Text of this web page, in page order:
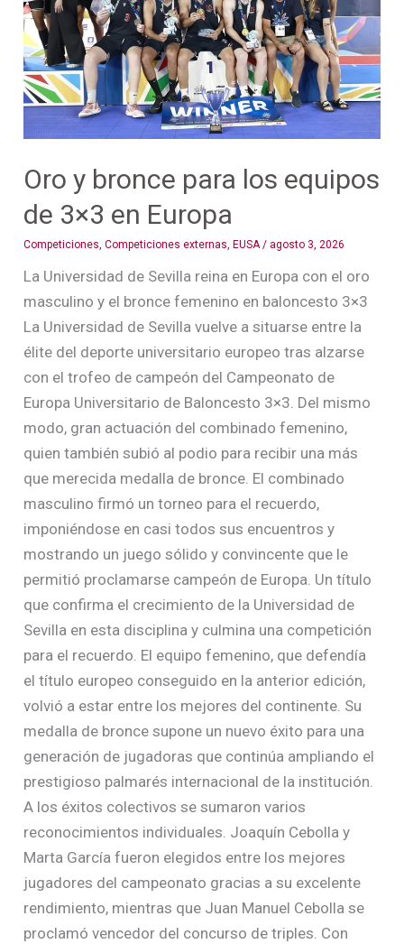
Oro y bronce para los equipos
de 3×3 en Europa
Competiciones,Competiciones externas, EUSA/ agosto 3, 2026
La Universidad de Sevilla reina en Europa con el oro
masculino y el bronce femenino en baloncesto 3×3
La Universidad de Sevilla vuelve a situarse entre la
élite del deporte universitario europeo tras alzarse
con el trofeo de campeón del Campeonato de
Europa Universitario de Baloncesto 3×3. Del mismo
modo, gran actuación del combinado femenino,
quien también subió al podio para recibir una más
que merecida medalla de bronce. El combinado
masculino firmó un torneo para el recuerdo,
imponiéndose en casi todos sus encuentros y
mostrando un juego sólido y convincente que le
permitió proclamarse campeón de Europa. Un título
que confirma el crecimiento de la Universidad de
Sevilla en esta disciplina y culmina una competición
para el recuerdo. El equipo femenino, que defendía
el título europeo conseguido en la anterior edición,
volvió a estar entre los mejores del continente. Su
medalla de bronce supone un nuevo éxito para una
generación de jugadoras que continúa ampliando el
prestigioso palmarés internacional de la institución.
A los éxitos colectivos se sumaron varios
reconocimientos individuales. Joaquín Cebolla y
Marta García fueron elegidos entre los mejores
jugadores del campeonato gracias a su excelente
rendimiento, mientras que Juan Manuel Cebolla se
proclamó vencedor del concurso de triples. Con
los
equipos
de
3×3
Europa